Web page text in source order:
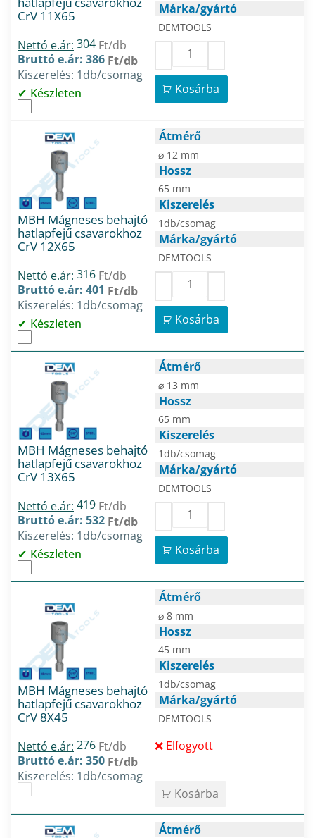
CrV 11X65
Nettó e.ár: 304 Ft/db
Bruttó e.ár: 386 Ft/db
Kiszerelés: 1db/csomag
Készleten
Márka/gyártó
DEMTOOLS
Kosárba
MBH Mágneses behajtó
hatlapfejű csavarokhoz
CrV 12X65
Nettó e.ár: 316 Ft/db
Bruttó e.ár: 401 Ft/db
Kiszerelés: 1db/csomag
Készleten
Átmérő
⌀ 12 mm
Hossz
65 mm
Kiszerelés
1db/csomag
Márka/gyártó
DEMTOOLS
Kosárba
MBH Mágneses behajtó
hatlapfejű csavarokhoz
CrV 13X65
Nettó e.ár: 419 Ft/db
Bruttó e.ár: 532 Ft/db
Kiszerelés: 1db/csomag
Készleten
Átmérő
⌀ 13 mm
Hossz
65 mm
Kiszerelés
1db/csomag
Márka/gyártó
DEMTOOLS
Kosárba
MBH Mágneses behajtó
hatlapfejű csavarokhoz
CrV 8X45
Nettó e.ár: 276 Ft/db
Bruttó e.ár: 350 Ft/db
Kiszerelés: 1db/csomag
Átmérő
⌀ 8 mm
Hossz
45 mm
Kiszerelés
1db/csomag
Márka/gyártó
DEMTOOLS
Elfogyott
Kosárba
Átmérő